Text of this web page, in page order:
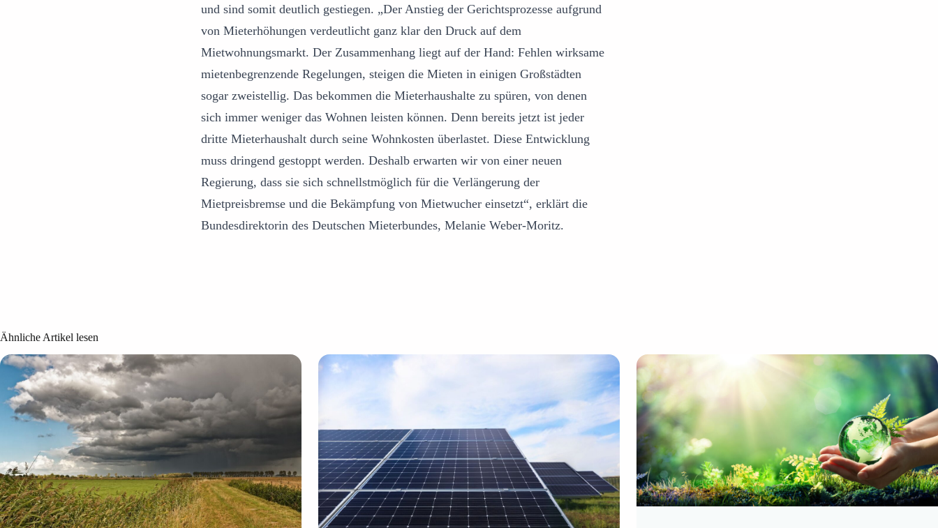
und sind somit deutlich gestiegen. „Der Anstieg der Gerichtsprozesse aufgrund
von Mieterhöhungen verdeutlicht ganz klar den Druck auf dem
Mietwohnungsmarkt. Der Zusammenhang liegt auf der Hand: Fehlen wirksame
mietenbegrenzende Regelungen, steigen die Mieten in einigen Großstädten
sogar zweistellig. Das bekommen die Mieterhaushalte zu spüren, von denen
sich immer weniger das Wohnen leisten können. Denn bereits jetzt ist jeder
dritte Mieterhaushalt durch seine Wohnkosten überlastet. Diese Entwicklung
muss dringend gestoppt werden. Deshalb erwarten wir von einer neuen
Regierung, dass sie sich schnellstmöglich für die Verlängerung der
Mietpreisbremse und die Bekämpfung von Mietwucher einsetzt“, erklärt die
Bundesdirektorin des Deutschen Mieterbundes, Melanie Weber-Moritz.
Ähnliche Artikel lesen